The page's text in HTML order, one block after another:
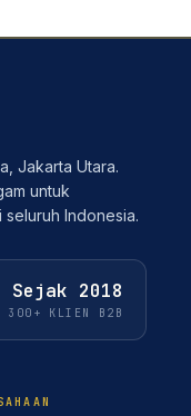
Jakarta Utara.
untuk
Indonesia.
Sejak 2018
300+ KLIEN B2B